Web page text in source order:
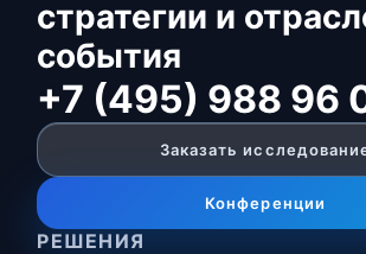
стратегии и
события
+7 (495) 988 96
Заказать
Конференции
РЕШЕНИЯ